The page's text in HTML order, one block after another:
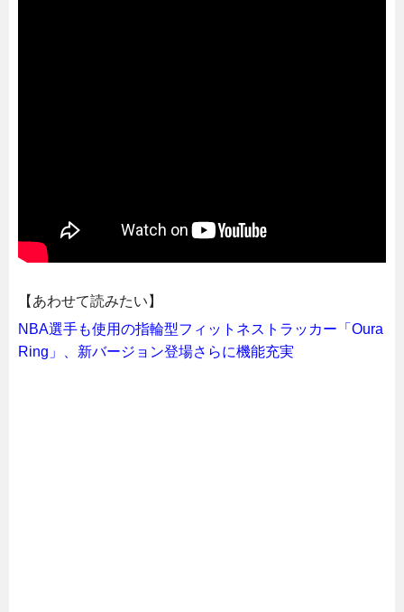
【あわせて読みたい】
NBA選手も使用の指輪型フィットネストラッカー「Oura
Ring」、新バージョン登場さらに機能充実